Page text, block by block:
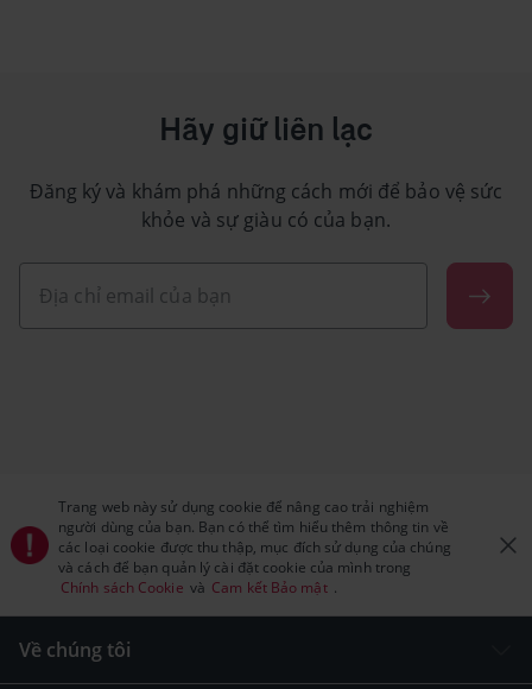
Hãy giữ liên lạc
Đăng ký và khám phá những cách mới để bảo vệ sức
khỏe và sự giàu có của bạn.
Trang web này sử dụng cookie để nâng cao trải nghiệm
người dùng của bạn. Bạn có thể tìm hiểu thêm thông tin về
các loại cookie được thu thập, mục đích sử dụng của chúng
và cách để bạn quản lý cài đặt cookie của mình trong
Chính sách Cookie và Cam kết Bảo mật .
Về chúng tôi